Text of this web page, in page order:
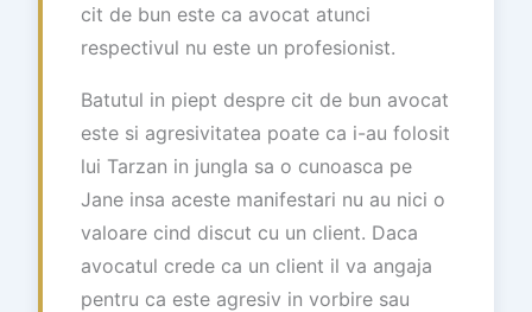
cit de bun este ca avocat atunci
respectivul nu este un profesionist.
Batutul in piept despre cit de bun avocat
este si agresivitatea poate ca i-au folosit
lui Tarzan in jungla sa o cunoasca pe
Jane insa aceste manifestari nu au nici o
valoare cind discut cu un client. Daca
avocatul crede ca un client il va angaja
pentru ca este agresiv in vorbire sau